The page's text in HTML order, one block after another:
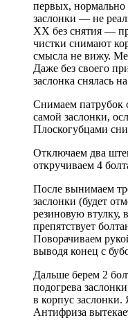
первых, нормально
заслонки — не
ХХ без снятия —
чистки снимают
смысла не вижу.
Даже без своего
заслонка снялась
Снимаем патрубок
самой заслонки,
Плоскогубцами
Отключаем два
откручиваем 4
После вынимаем
заслонки (будет
резиновую втулку,
препятствует
Поворачиваем
выводя конец с
Дальше берем 2
подогрева
в корпус
Антифриза